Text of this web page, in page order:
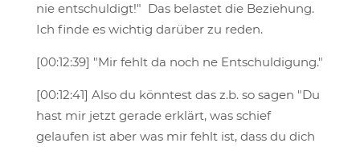
nie entschuldigt!" Das belastet die Beziehung.
Ich finde es wichtig darüber zu reden.
[00:12:39] "Mir fehlt da noch ne Entschuldigung."
[00:12:41] Also du könntest das z.b. so sagen "Du
hast mir jetzt gerade erklärt, was schief
gelaufen ist aber was mir fehlt ist, dass du dich